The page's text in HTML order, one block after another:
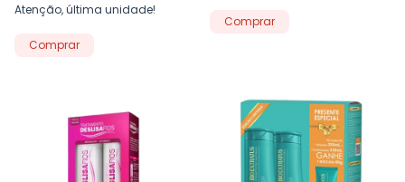
Atenção, última unidade!